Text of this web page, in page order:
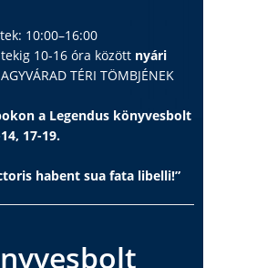
10:00–16:00
10-16 óra között nyári
TÉRI TÖMBJÉNEK
a Legendus könyvesbolt
17-19.
habent sua fata libelli!”